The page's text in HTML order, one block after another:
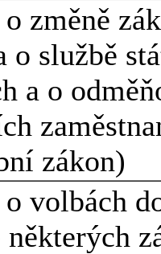
změně
o službě
a o
zákon)
volbách
některých